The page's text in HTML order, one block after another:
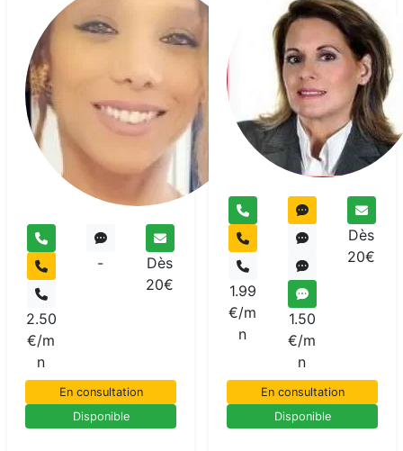
Ketty
Sona
Clairaudient
2.50
€/m
n
-
Dès
20€
En consultation
Disponible
1.99
€/m
n
1.50
€/m
n
Dès
20€
En consultation
Disponible